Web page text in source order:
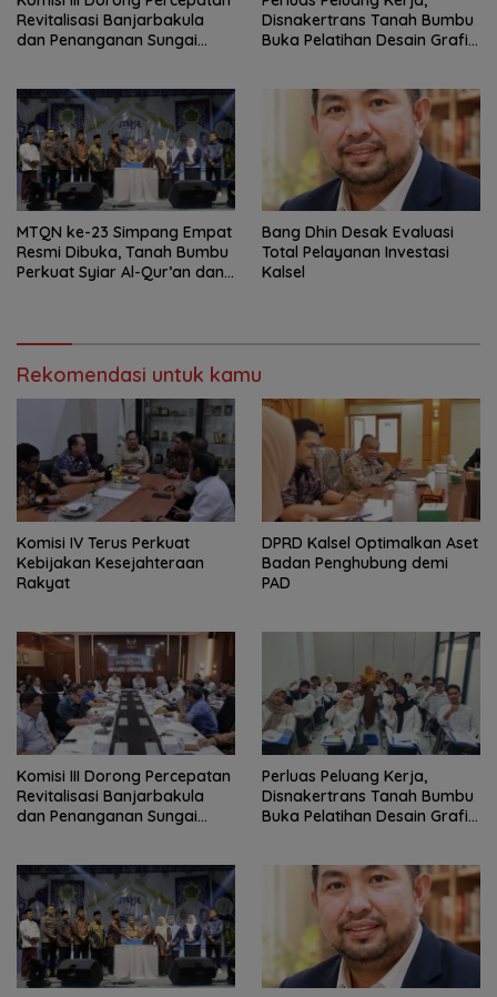
Revitalisasi Banjarbakula
dan Penanganan Sungai
Disnakertrans Tanah Bumbu
Buka Pelatihan Desain Grafis
MTQN ke-23 Simpang Empat
Resmi Dibuka, Tanah Bumbu
Perkuat Syiar Al-Qur’an dan
‎Bang Dhin Desak Evaluasi
Total Pelayanan Investasi
Kalsel
Rekomendasi untuk kamu
Komisi IV Terus Perkuat
Kebijakan Kesejahteraan
Rakyat
‎DPRD Kalsel Optimalkan Aset
Badan Penghubung demi
PAD
‎Komisi III Dorong Percepatan
Revitalisasi Banjarbakula
dan Penanganan Sungai
Perluas Peluang Kerja,
Disnakertrans Tanah Bumbu
Buka Pelatihan Desain Grafis